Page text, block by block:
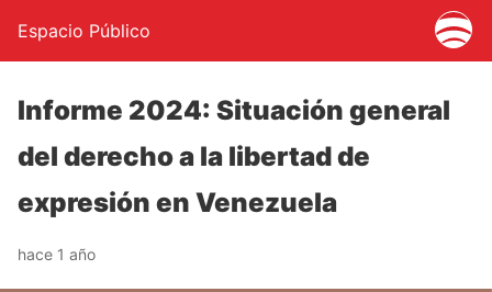
Espacio Público
Informe 2024: Situación general
del derecho a la libertad de
expresión en Venezuela
hace 1 año